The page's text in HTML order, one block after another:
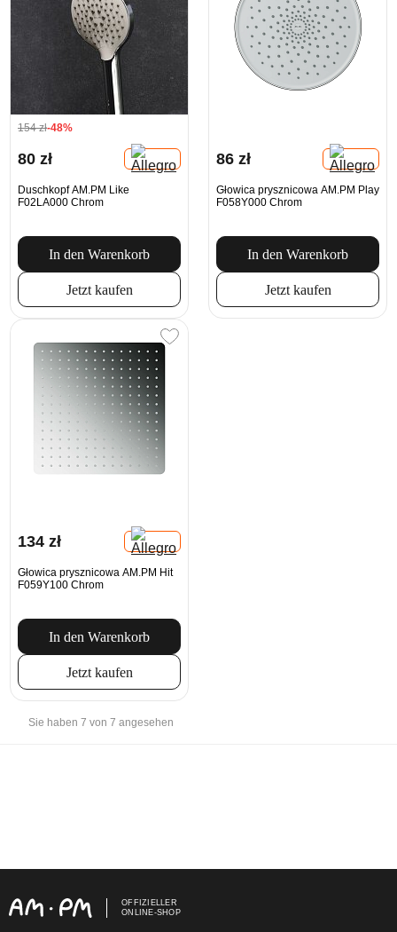
154 zł-48%
80 zł
Duschkopf AM.PM Like
F02LA000 Chrom
In den Warenkorb
Jetzt kaufen
86 zł
Głowica prysznicowa AM.PM Play
F058Y000 Chrom
In den Warenkorb
Jetzt kaufen
134 zł
Głowica prysznicowa AM.PM Hit
F059Y100 Chrom
In den Warenkorb
Jetzt kaufen
Sie haben 7 von 7 angesehen
OFFIZIELLER
ONLINE-SHOP